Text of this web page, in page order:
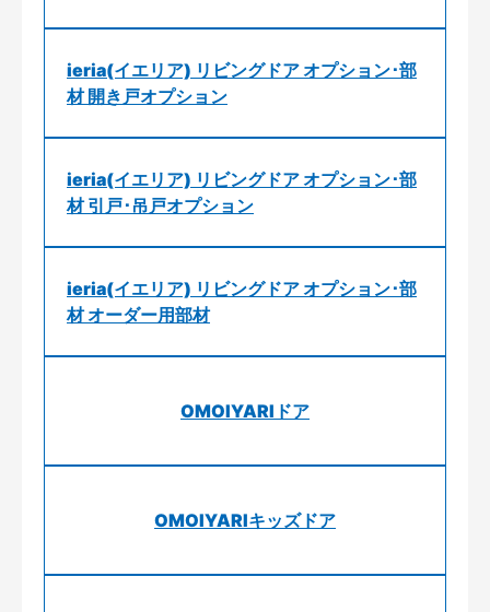
ieria(イエリア) リビングドア オプション･部
材 開き戸オプション
ieria(イエリア) リビングドア オプション･部
材 引戸･吊戸オプション
ieria(イエリア) リビングドア オプション･部
材 オーダー用部材
OMOIYARIドア
OMOIYARIキッズドア